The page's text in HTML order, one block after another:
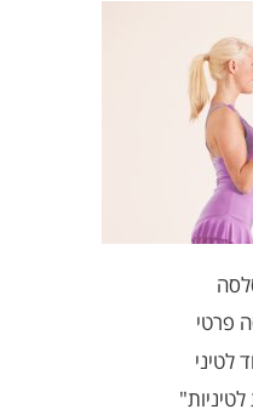
פרטי
לטיני